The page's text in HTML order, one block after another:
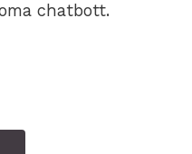
chatbott.